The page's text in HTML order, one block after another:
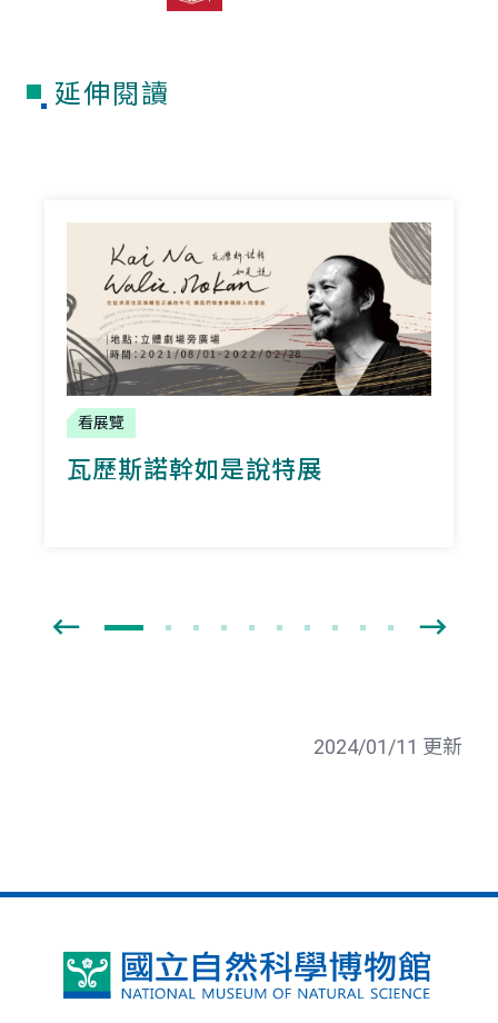
延伸閱讀
看展覽
瓦歷斯諾幹如是說特展
2024/01/11 更新
國